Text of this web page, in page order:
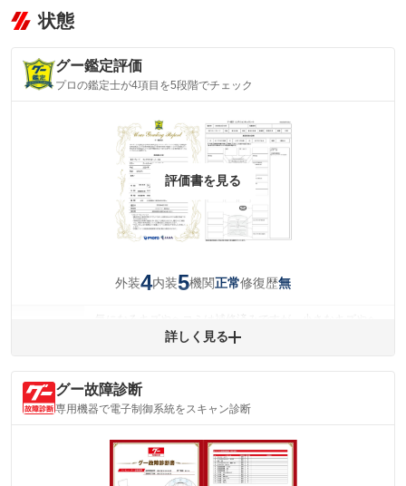
状態
グー鑑定評価
プロの鑑定士が4項目を5段階でチェック
評価書を見る
外装4内装5機関正常修復歴無
コミが残っています。
内装
(内装状態)
気になる汚れ等がない綺麗な室内を保っています。
詳細は鑑定書をご確認ください。
詳しく見る
グー故障診断
専用機器で電子制御系統をスキャン診断